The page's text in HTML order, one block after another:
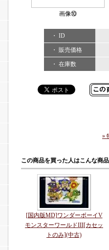
画像⑩
・ ID
・ 販売価格
・ 在庫数
»
この商品を買った人はこんな商
[国内版MD]ワンダーボーイV
モンスターワールドIII[カセッ
トのみ](中古)